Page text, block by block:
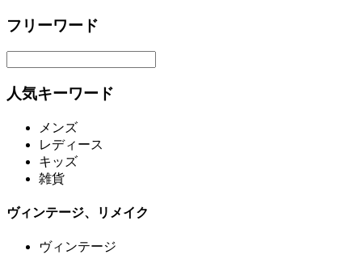
フリーワード
人気キーワード
メンズ
レディース
キッズ
雑貨
ヴィンテージ、リメイク
ヴィンテージ